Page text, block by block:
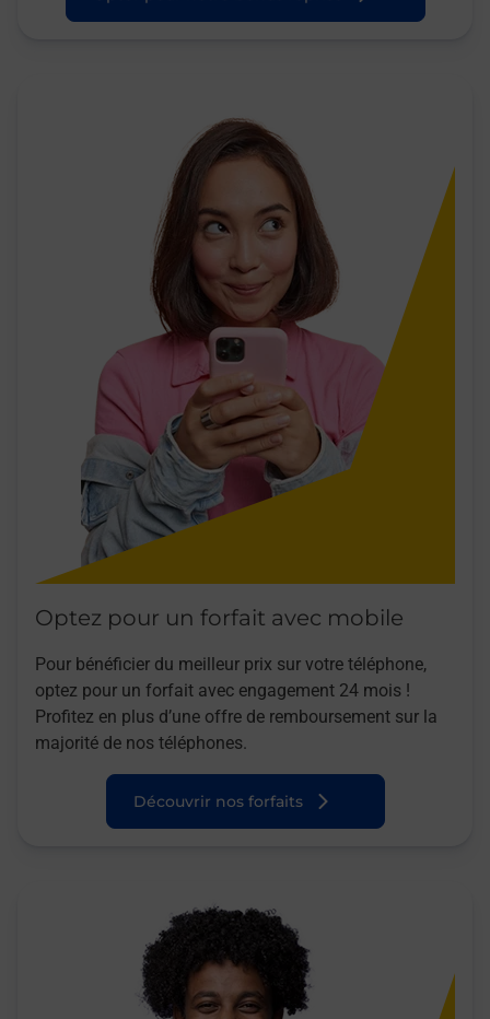
Optez pour un forfait avec mobile
Pour bénéficier du meilleur prix sur votre téléphone,
optez pour un forfait avec engagement 24 mois !
Profitez en plus d’une offre de remboursement sur la
majorité de nos téléphones.
Découvrir nos forfaits